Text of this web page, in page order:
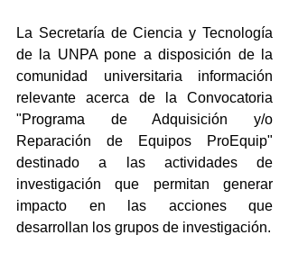
La Secretaría de Ciencia y Tecnología
de la UNPA pone a disposición de la
comunidad universitaria información
relevante acerca de la Convocatoria
"Programa de Adquisición y/o
Reparación de Equipos ProEquip"
destinado a las actividades de
investigación que permitan generar
impacto en las acciones que
desarrollan los grupos de investigación.